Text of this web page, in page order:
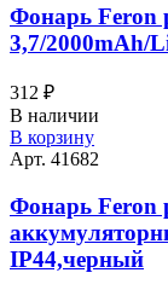
Фонарь Feron
3,7/2000mAh/
312 ₽
В наличии
В корзину
Арт. 41682
Фонарь Feron
IP44,черный